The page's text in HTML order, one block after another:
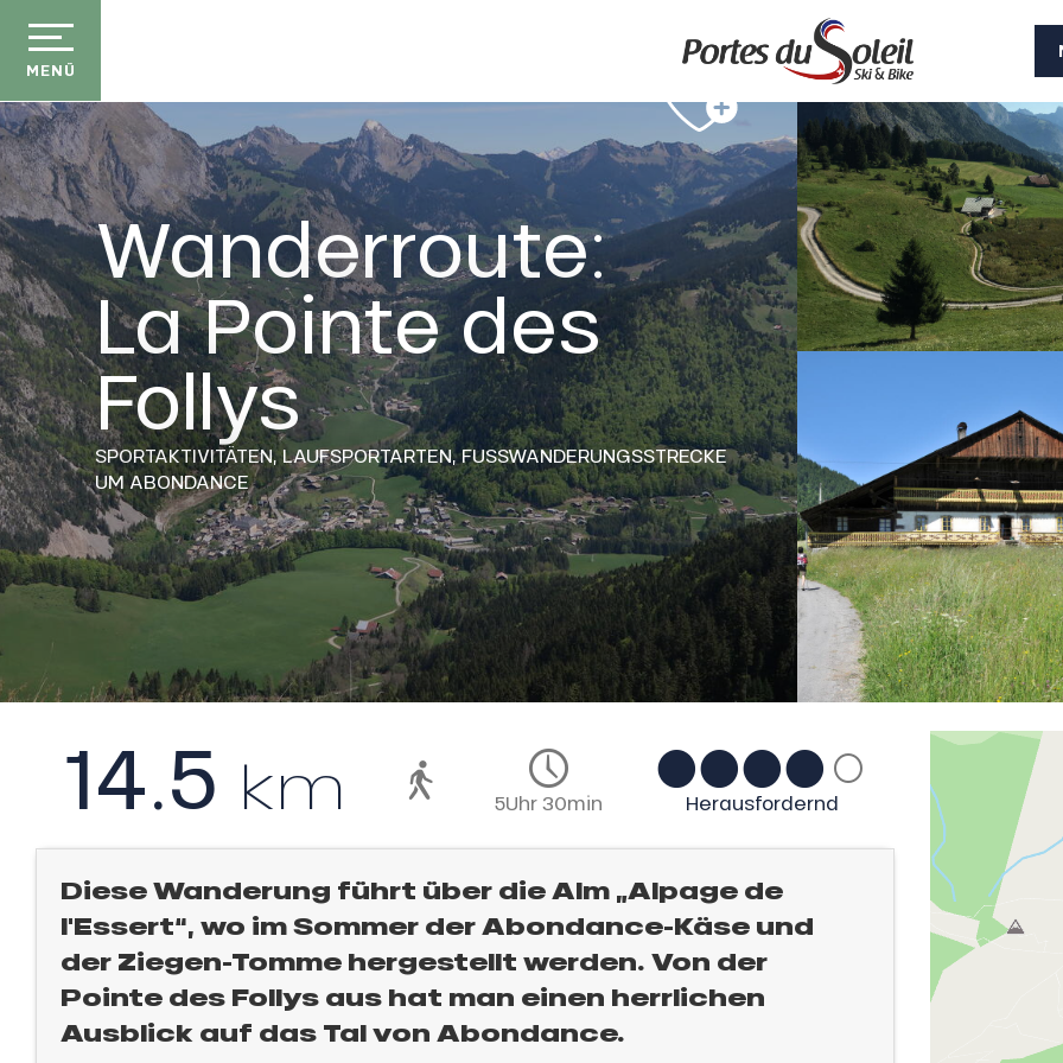
contenu
principal
MENÜ
Wanderroute:
La Pointe des
Follys
SPORTAKTIVITÄTEN,LAUFSPORTARTEN,FUSSWANDERUNGSSTRECKE
UM ABONDANCE
14.5 km 5Uhr 30min Herausfordernd
Diese Wanderung führt über die Alm „Alpage de
l'Essert“, wo im Sommer der Abondance-Käse und
der Ziegen-Tomme hergestellt werden. Von der
Pointe des Follys aus hat man einen herrlichen
Ausblick auf das Tal von Abondance.